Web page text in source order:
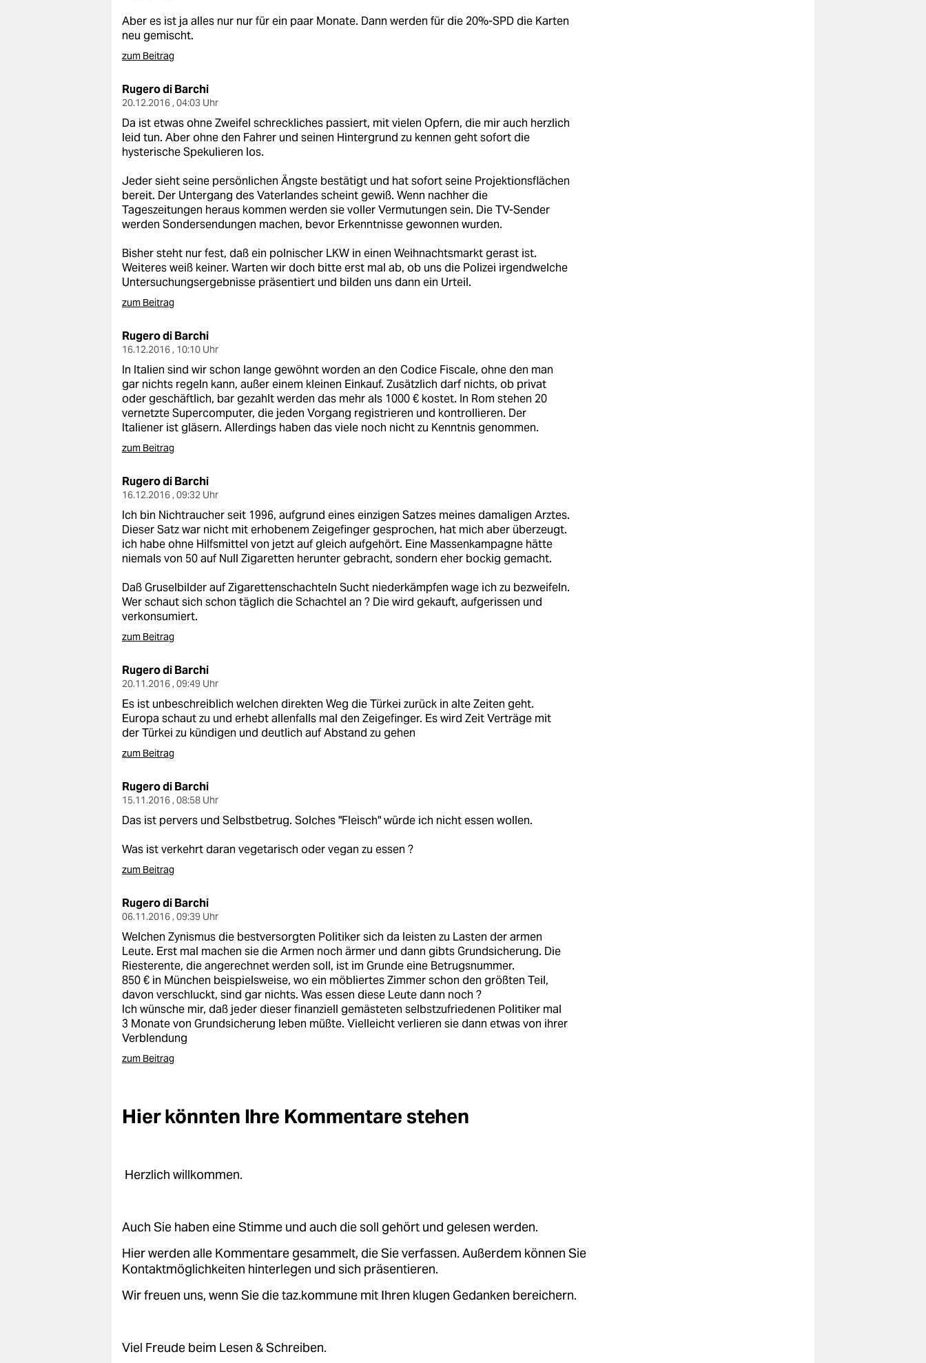
Aber es ist ja alles nur nur für ein paar Monate. Dann werden für die 20%-SPD die Karten
neu gemischt.
zum Beitrag
Rugero di Barchi
20.12.2016 , 04:03 Uhr
Da ist etwas ohne Zweifel schreckliches passiert, mit vielen Opfern, die mir auch herzlich
leid tun. Aber ohne den Fahrer und seinen Hintergrund zu kennen geht sofort die
hysterische Spekulieren los.
Jeder sieht seine persönlichen Ängste bestätigt und hat sofort seine Projektionsflächen
bereit. Der Untergang des Vaterlandes scheint gewiß. Wenn nachher die
Tageszeitungen heraus kommen werden sie voller Vermutungen sein. Die TV-Sender
werden Sondersendungen machen, bevor Erkenntnisse gewonnen wurden.
Bisher steht nur fest, daß ein polnischer LKW in einen Weihnachtsmarkt gerast ist.
Weiteres weiß keiner. Warten wir doch bitte erst mal ab, ob uns die Polizei irgendwelche
Untersuchungsergebnisse präsentiert und bilden uns dann ein Urteil.
zum Beitrag
Rugero di Barchi
16.12.2016 , 10:10 Uhr
In Italien sind wir schon lange gewöhnt worden an den Codice Fiscale, ohne den man
gar nichts regeln kann, außer einem kleinen Einkauf. Zusätzlich darf nichts, ob privat
oder geschäftlich, bar gezahlt werden das mehr als 1000 € kostet. In Rom stehen 20
vernetzte Supercomputer, die jeden Vorgang registrieren und kontrollieren. Der
Italiener ist gläsern. Allerdings haben das viele noch nicht zu Kenntnis genommen.
zum Beitrag
Rugero di Barchi
16.12.2016 , 09:32 Uhr
Ich bin Nichtraucher seit 1996, aufgrund eines einzigen Satzes meines damaligen Arztes.
Dieser Satz war nicht mit erhobenem Zeigefinger gesprochen, hat mich aber überzeugt.
ich habe ohne Hilfsmittel von jetzt auf gleich aufgehört. Eine Massenkampagne hätte
niemals von 50 auf Null Zigaretten herunter gebracht, sondern eher bockig gemacht.
Daß Gruselbilder auf Zigarettenschachteln Sucht niederkämpfen wage ich zu bezweifeln.
Wer schaut sich schon täglich die Schachtel an ? Die wird gekauft, aufgerissen und
verkonsumiert.
zum Beitrag
Rugero di Barchi
20.11.2016 , 09:49 Uhr
Es ist unbeschreiblich welchen direkten Weg die Türkei zurück in alte Zeiten geht.
Europa schaut zu und erhebt allenfalls mal den Zeigefinger. Es wird Zeit Verträge mit
der Türkei zu kündigen und deutlich auf Abstand zu gehen
zum Beitrag
Rugero di Barchi
15.11.2016 , 08:58 Uhr
Das ist pervers und Selbstbetrug. Solches "Fleisch" würde ich nicht essen wollen.
Was ist verkehrt daran vegetarisch oder vegan zu essen ?
zum Beitrag
Rugero di Barchi
06.11.2016 , 09:39 Uhr
Welchen Zynismus die bestversorgten Politiker sich da leisten zu Lasten der armen
Leute. Erst mal machen sie die Armen noch ärmer und dann gibts Grundsicherung. Die
Riesterente, die angerechnet werden soll, ist im Grunde eine Betrugsnummer.
850 € in München beispielsweise, wo ein möbliertes Zimmer schon den größten Teil,
davon verschluckt, sind gar nichts. Was essen diese Leute dann noch ?
Ich wünsche mir, daß jeder dieser finanziell gemästeten selbstzufriedenen Politiker mal
3 Monate von Grundsicherung leben müßte. Vielleicht verlieren sie dann etwas von ihrer
Verblendung
zum Beitrag
Hier könnten Ihre Kommentare stehen
Herzlich willkommen.
Auch Sie haben eine Stimme und auch die soll gehört und gelesen werden.
Hier werden alle Kommentare gesammelt, die Sie verfassen. Außerdem können Sie
Kontaktmöglichkeiten hinterlegen und sich präsentieren.
Wir freuen uns, wenn Sie die taz.kommune mit Ihren klugen Gedanken bereichern.
Viel Freude beim Lesen & Schreiben.